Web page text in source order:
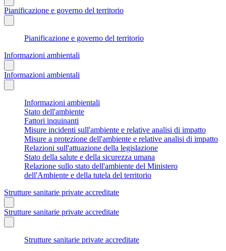
Pianificazione e governo del territorio
Pianificazione e governo del territorio
Informazioni ambientali
Informazioni ambientali
Informazioni ambientali
Stato dell'ambiente
Fattori inquinanti
Misure incidenti sull'ambiente e relative analisi di impatto
Misure a protezione dell'ambiente e relative analisi di impatto
Relazioni sull'attuazione della legislazione
Stato della salute e della sicurezza umana
Relazione sullo stato dell'ambiente del Ministero
dell'Ambiente e della tutela del territorio
Strutture sanitarie private accreditate
Strutture sanitarie private accreditate
Strutture sanitarie private accreditate